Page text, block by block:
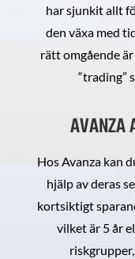
har sjunkit allt
den växa med
rätt omgående
“trading”
AVANZA
Hos Avanza kan
hjälp av deras
kortsiktigt
vilket är 5 år